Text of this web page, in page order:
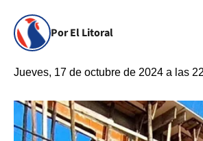
Por El Litoral
Jueves, 17 de octubre de 2024 a las